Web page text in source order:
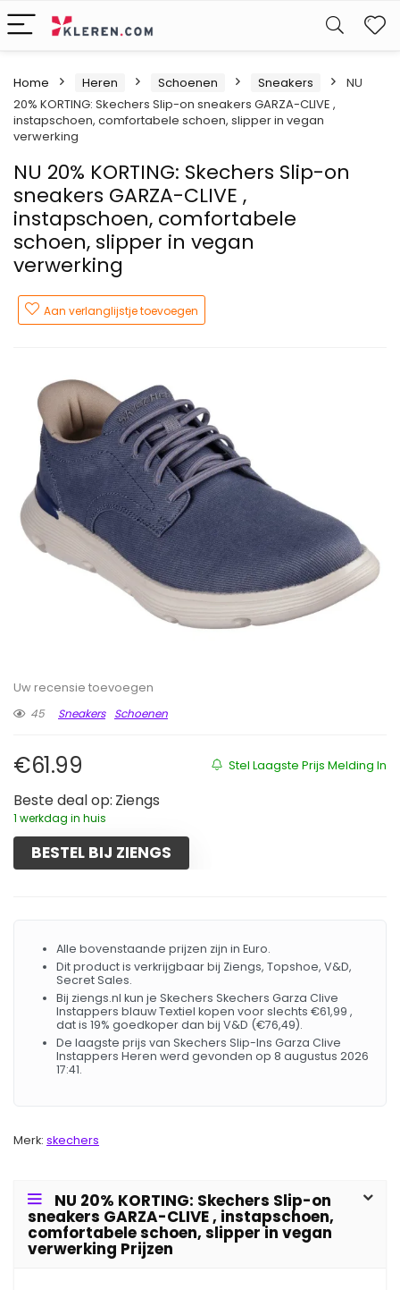
Home Heren Schoenen Sneakers
NU
20% KORTING: Skechers Slip-on sneakers GARZA-CLIVE ,
instapschoen, comfortabele schoen, slipper in vegan
verwerking
NU 20% KORTING: Skechers Slip-on
sneakers GARZA-CLIVE ,
instapschoen, comfortabele
schoen, slipper in vegan
verwerking
Aan verlanglijstje toevoegen
Uw recensie toevoegen
45
Sneakers Schoenen
Stel Laagste Prijs Melding In
€61.99
Beste deal op: Ziengs
1 werkdag in huis
BESTEL BIJ ZIENGS
Alle bovenstaande prijzen zijn in Euro.
Dit product is verkrijgbaar bij Ziengs, Topshoe, V&D,
Secret Sales.
Bij ziengs.nl kun je Skechers Skechers Garza Clive
Instappers blauw Textiel kopen voor slechts €61,99 ,
dat is 19% goedkoper dan bij V&D (€76,49).
De laagste prijs van Skechers Slip-Ins Garza Clive
Instappers Heren werd gevonden op 8 augustus 2026
17:41.
Merk: skechers
NU 20% KORTING: Skechers Slip-on
sneakers GARZA-CLIVE , instapschoen,
comfortabele schoen, slipper in vegan
verwerking Prijzen